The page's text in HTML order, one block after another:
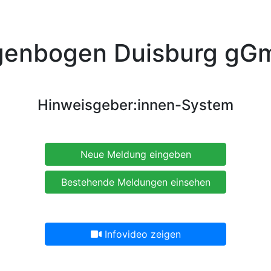
Duisburg
Hinweisgeber:innen-System
Neue Meldung eingeben
Bestehende Meldungen einsehen
Infovideo zeigen